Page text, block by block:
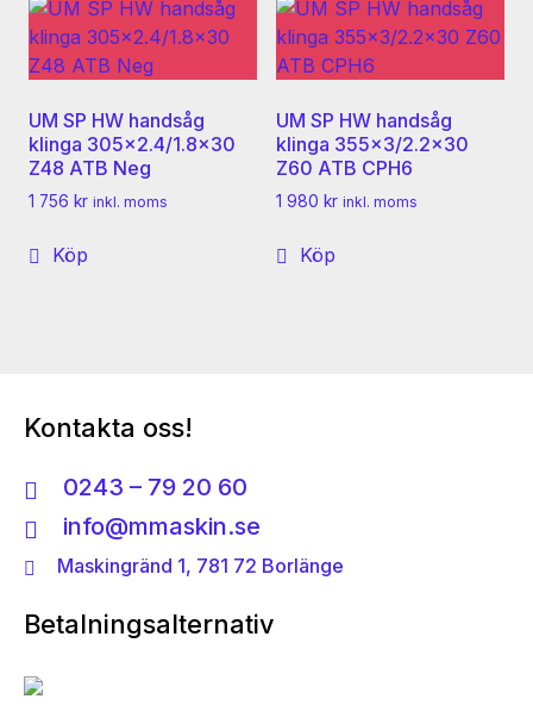
UM SP HW handsåg
klinga 305×2.4/1.8×30
Z48 ATB Neg
1 756 kr inkl. moms
Köp
UM SP HW handsåg
klinga 355×3/2.2×30
Z60 ATB CPH6
1 980 kr inkl. moms
Köp
Kontakta oss!
0243 – 79 20 60
info@mmaskin.se
Maskingränd 1, 781 72 Borlänge
Betalningsalternativ